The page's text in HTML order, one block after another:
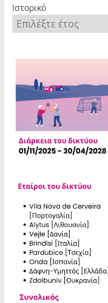
Ιστορικό